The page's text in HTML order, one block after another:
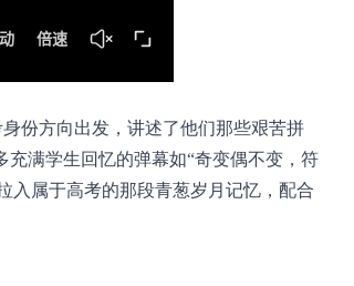
份方向出发，讲述了他们那些艰苦拼
满学生回忆的弹幕如“奇变偶不变，符
入属于高考的那段青葱岁月记忆，配合